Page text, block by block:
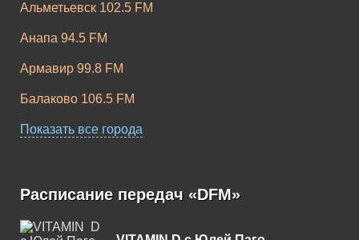
DFM Slap Bass
Альметьевск 102.5 FM
Анапа 94.5 FM
Армавир 99.8 FM
Балаково 106.5 FM
Барнаул 102.4 FM
Белореченск 88.2 FM
Березники 103.3 FM
Показать все города
Расписание передач «DFM»